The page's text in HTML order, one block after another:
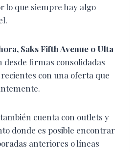
lo que siempre hay algo
, Saks Fifth Avenue o Ulta
desde firmas consolidadas
con una oferta que
cuenta con outlets y
donde es posible encontrar
anteriores o líneas